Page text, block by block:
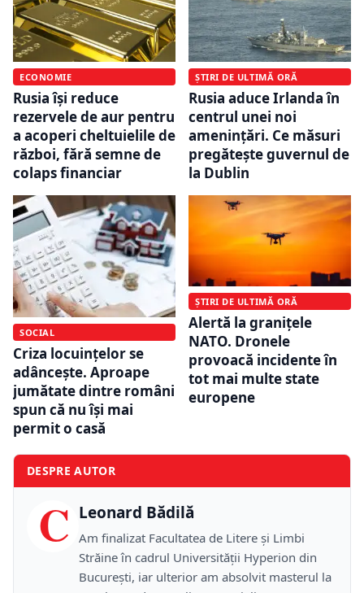
ECONOMIE
Rusia își reduce
rezervele de aur pentru
a acoperi cheltuielile de
război, fără semne de
colaps financiar
ȘTIRI DE ULTIMĂ ORĂ
Rusia aduce Irlanda în
centrul unei noi
amenințări. Ce măsuri
pregătește guvernul de
la Dublin
SOCIAL
Criza locuințelor se
adâncește. Aproape
jumătate dintre români
spun că nu își mai
permit o casă
ȘTIRI DE ULTIMĂ ORĂ
Alertă la granițele
NATO. Dronele
provoacă incidente în
tot mai multe state
europene
DESPRE AUTOR
C Leonard Bădilă
Am finalizat Facultatea de Litere și Limbi
Străine în cadrul Universității Hyperion din
București, iar ulterior am absolvit masterul la